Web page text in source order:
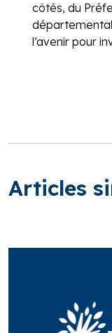
côtés, du
l’avenir pour
Articles